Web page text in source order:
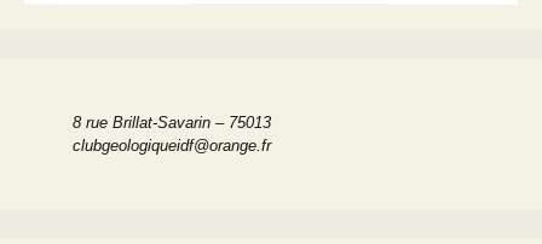
8 rue Brillat-Savarin – 75013
clubgeologiqueidf@orange.fr